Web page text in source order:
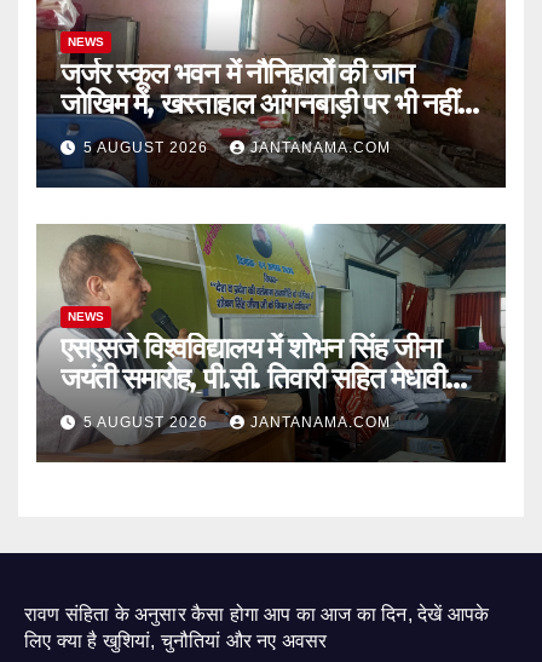
NEWS
जर्जर स्कूल भवन में नौनिहालों की जान
जोखिम में, खस्ताहाल आंगनबाड़ी पर भी नहीं
जागा प्रशासन
5 AUGUST 2026 JANTANAMA.COM
NEWS
एसएसजे विश्वविद्यालय में शोभन सिंह जीना
जयंती समारोह, पी.सी. तिवारी सहित मेधावी
छात्र हुए सम्मानित
5 AUGUST 2026 JANTANAMA.COM
रावण संहिता के अनुसार कैसा होगा आप का आज का दिन, देखें आपके
लिए क्या है खुशियां, चुनौतियां और नए अवसर